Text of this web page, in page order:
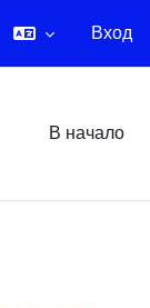
Вход
В начало